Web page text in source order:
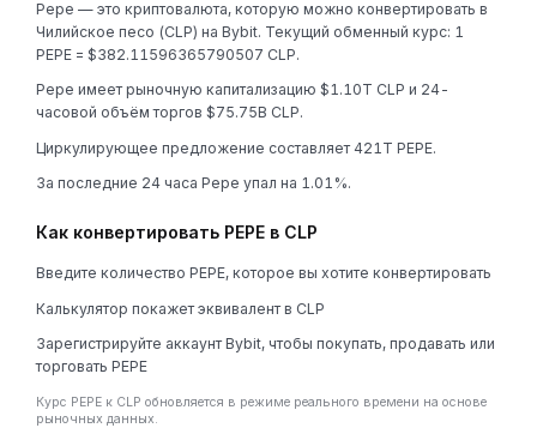
Pepe — это криптовалюта, которую можно конвертировать в
Чилийское песо (CLP) на Bybit. Текущий обменный курс: 1
PEPE = $382.11596365790507 CLP.
Pepe имеет рыночную капитализацию $1.10T CLP и 24-
часовой объём торгов $75.75B CLP.
Циркулирующее предложение составляет 421T PEPE.
За последние 24 часа Pepe упал на 1.01%.
Как конвертировать PEPE в CLP
Введите количество PEPE, которое вы хотите конвертировать
Калькулятор покажет эквивалент в CLP
Зарегистрируйте аккаунт Bybit, чтобы покупать, продавать или
торговать PEPE
Курс PEPE к CLP обновляется в режиме реального времени на основе
рыночных данных.